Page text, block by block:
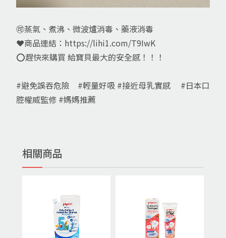
🉑️蒸氣、煮沸、微波爐消毒、藥液消毒
❤️商品連結： https://lihi1.com/T9IwK
⭕️趕快來購買 給寶貝最大的安全感！！！
#避免誤吞危險 #輕量好吸 #接近母乳實感
#日本口
腔權威監修 #媽媽推薦
相關商品